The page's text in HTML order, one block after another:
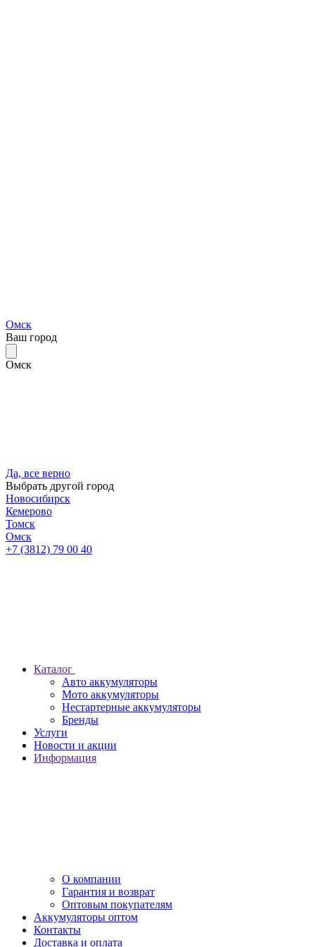
Омск
Ваш город
Омск
Да, все верно
Выбрать другой город
Новосибирск
Кемерово
Томск
Омск
+7 (3812) 79 00 40
Каталог
Авто аккумуляторы
Мото аккумуляторы
Нестартерные аккумуляторы
Бренды
Услуги
Новости и акции
Информация
О компании
Гарантия и возврат
Оптовым покупателям
Аккумуляторы оптом
Контакты
Доставка и оплата